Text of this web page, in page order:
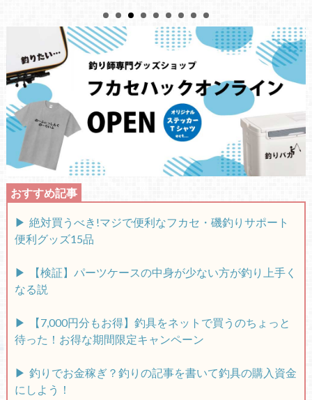
絶対買うべき!マジで便利なフカセ・磯釣りサポート
便利グッズ15品
【検証】パーツケースの中身が少ない方が釣り上手く
なる説
【7,000円分もお得】釣具をネットで買うのちょっと
待った！お得な期間限定キャンペーン
釣りでお金稼ぎ？釣りの記事を書いて釣具の購入資金
にしよう！